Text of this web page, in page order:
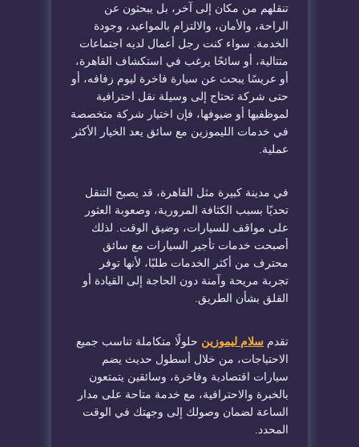
تنقلهم من مكان إلى آخر، بل يبحثون عن
الراحة، والأمان، والالتزام بالمواعيد، وجودة
الخدمة. سواء كنت رجل أعمال لديه اجتماعات
متتالية، أو سائحًا يرغب في استكشاف القاهرة،
أو عريسًا يبحث عن سيارة فاخرة ليوم زفافه، أو
حتى شركة تحتاج إلى وسيلة نقل احترافية
لموظفيها أو ضيوفها، فإن اختيار شركة متخصصة
في خدمات الليموزين مع سائق يعد الخيار الأكثر
عملية.
في مدينة كبيرة مثل القاهرة، قد يصبح التنقل
تحديًا بسبب الكثافة المرورية، وصعوبة العثور
على مواقف للسيارات، وضيق الوقت. لذلك
أصبحت خدمات تأجير السيارات مع سائق
محترف من أكثر الخدمات طلبًا، لأنها توفر
تجربة مريحة وآمنة دون الحاجة إلى القيادة أو
القلق بشأن الطريق.
تقدم سلام ليموزين حلولًا متكاملة تناسب جميع
الاحتياجات، من خلال أسطول حديث يضم
سيارات اقتصادية وفاخرة، وسائقين يتمتعون
بالخبرة والاحترافية، مع خدمة متاحة على مدار
الساعة لضمان وصولك إلى وجهتك في الوقت
المحدد.